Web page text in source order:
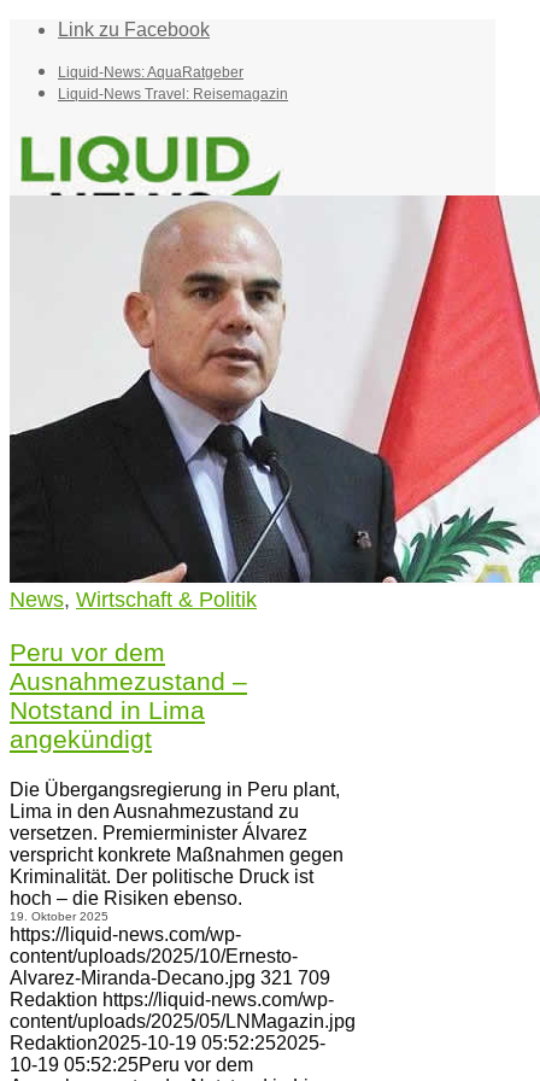
Link zu Facebook
Liquid-News: AquaRatgeber
Liquid-News Travel: Reisemagazin
Suche
News, Wirtschaft & Politik
Peru vor dem
Ausnahmezustand –
Notstand in Lima
angekündigt
Die Übergangsregierung in Peru plant,
Lima in den Ausnahmezustand zu
versetzen. Premierminister Álvarez
verspricht konkrete Maßnahmen gegen
Kriminalität. Der politische Druck ist
hoch – die Risiken ebenso.
19. Oktober 2025
https://liquid-news.com/wp-
content/uploads/2025/10/Ernesto-
Alvarez-Miranda-Decano.jpg 321 709
Redaktion https://liquid-news.com/wp-
content/uploads/2025/05/LNMagazin.jpg
Redaktion2025-10-19 05:52:252025-
10-19 05:52:25Peru vor dem